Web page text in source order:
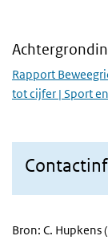
Rapport
tot cijfer | Sport
Bron: C. Hupkens